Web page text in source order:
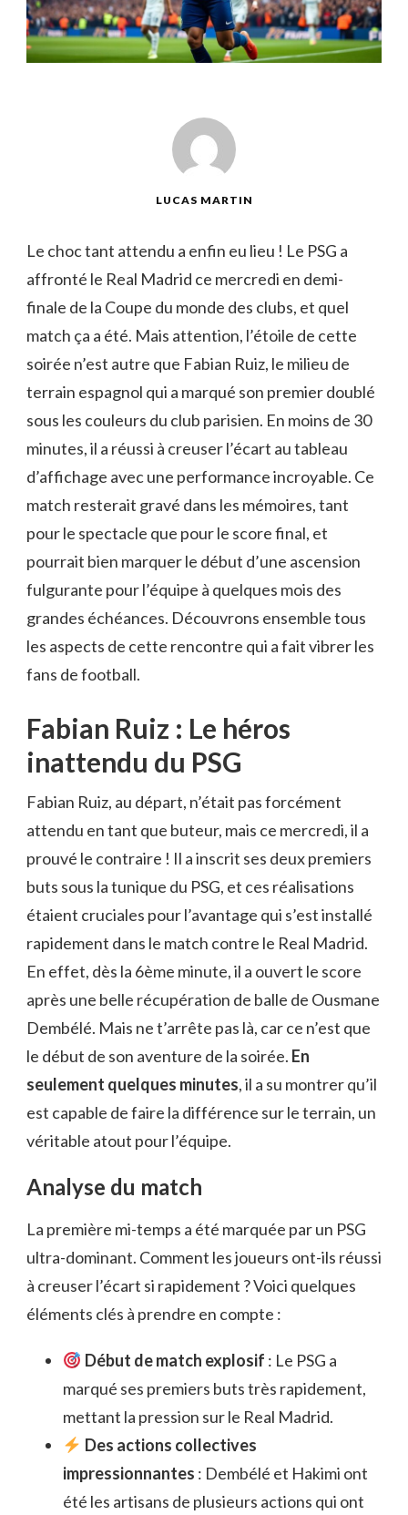
LUCAS MARTIN
Le choc tant attendu a enfin eu lieu ! Le PSG a
affronté le Real Madrid ce mercredi en demi-
finale de la Coupe du monde des clubs, et quel
match ça a été. Mais attention, l’étoile de cette
soirée n’est autre que Fabian Ruiz, le milieu de
terrain espagnol qui a marqué son premier doublé
sous les couleurs du club parisien. En moins de 30
minutes, il a réussi à creuser l’écart au tableau
d’affichage avec une performance incroyable. Ce
match resterait gravé dans les mémoires, tant
pour le spectacle que pour le score final, et
pourrait bien marquer le début d’une ascension
fulgurante pour l’équipe à quelques mois des
grandes échéances. Découvrons ensemble tous
les aspects de cette rencontre qui a fait vibrer les
fans de football.
Fabian Ruiz : Le héros
inattendu du PSG
Fabian Ruiz, au départ, n’était pas forcément
attendu en tant que buteur, mais ce mercredi, il a
prouvé le contraire ! Il a inscrit ses deux premiers
buts sous la tunique du PSG, et ces réalisations
étaient cruciales pour l’avantage qui s’est installé
rapidement dans le match contre le Real Madrid.
En effet, dès la 6ème minute, il a ouvert le score
après une belle récupération de balle de Ousmane
Dembélé. Mais ne t’arrête pas là, car ce n’est que
le début de son aventure de la soirée. En
seulement quelques minutes, il a su montrer qu’il
est capable de faire la différence sur le terrain, un
véritable atout pour l’équipe.
Analyse du match
La première mi-temps a été marquée par un PSG
ultra-dominant. Comment les joueurs ont-ils réussi
à creuser l’écart si rapidement ? Voici quelques
éléments clés à prendre en compte :
Début de match explosif : Le PSG a
marqué ses premiers buts très rapidement,
mettant la pression sur le Real Madrid.
Des actions collectives
impressionnantes : Dembélé et Hakimi ont
été les artisans de plusieurs actions qui ont